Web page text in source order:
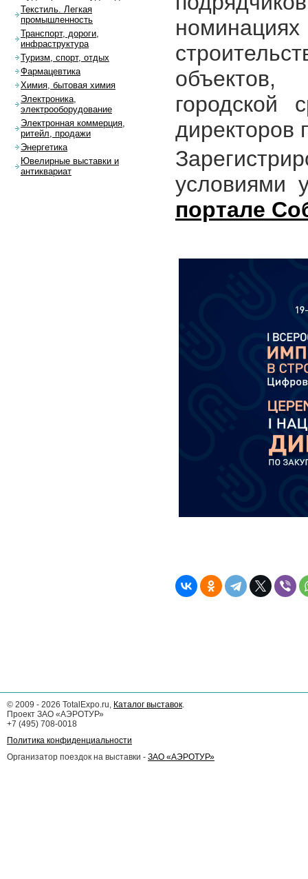
городской
директоров
условиями
портале
Текстиль. Легкая
промышленность
Транспорт, дороги,
инфраструктура
Туризм, спорт, отдых
Фармацевтика
Химия, бытовая химия
Электроника,
электрооборудование
Электронная коммерция,
ритейл, продажи
Энергетика
Ювелирные выставки и
антиквариат
© 2009 - 2026 TotalExpo.ru, Каталог выставок.
Проект ЗАО «АЭРОТУР»
+7 (495) 708-0018
Политика конфиденциальности
Организатор поездок на выставки - ЗАО «АЭРОТУР»